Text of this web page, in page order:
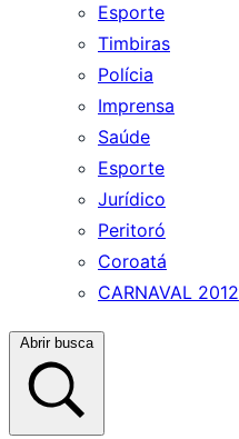
Esporte
Timbiras
Polícia
Imprensa
Saúde
Esporte
Jurídico
Peritoró
Coroatá
CARNAVAL 2012
Abrir busca